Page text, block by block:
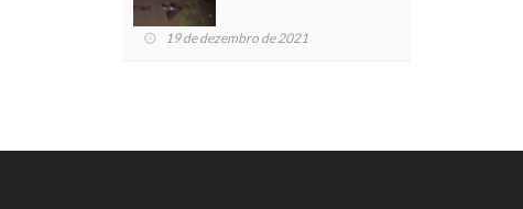
feridos
19 de dezembro de 2021